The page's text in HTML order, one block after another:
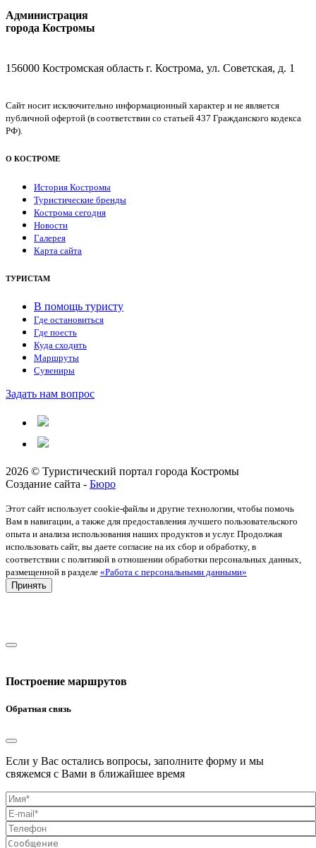
Администрация
города Костромы
156000 Костромская область г. Кострома, ул. Советская, д. 1
Сайт носит исключительно информационный характер и не является
публичной офертой (в соответствии со статьей 437 Гражданского кодекса
РФ).
О КОСТРОМЕ
История Костромы
Туристические бренды
Кострома сегодня
Новости
Галерея
Карта сайта
ТУРИСТАМ
В помощь туристу
Где остановиться
Где поесть
Куда сходить
Маршруты
Сувениры
Задать нам вопрос
2026 © Туристический портал города Костромы
Создание сайта - Бюро
Этот сайт использует cookie-файлы и другие технологии, чтобы помочь
Вам в навигации, а также для предоставления лучшего пользовательского
опыта и анализа использования наших продуктов и услуг. Продолжая
использовать сайт, вы даете согласие на их сбор и обработку, в
соответствии с политикой в отношении обработки персональных данных,
размещенной в разделе «Работа с персональными данными»
Принять
Построение маршрутов
Обратная связь
Если у Вас остались вопросы, заполните форму и мы
свяжемся с Вами в ближайшее время